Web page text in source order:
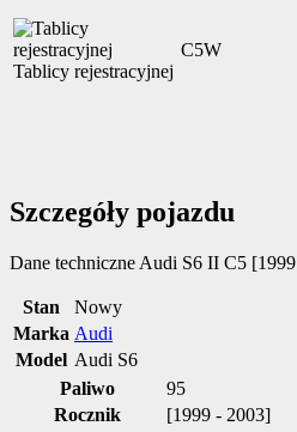
Tablicy rejestracyjnej
C5W
Szczegóły pojazdu
Dane techniczne Audi S6 II C5
Stan
Nowy
Marka Audi
Model Audi S6
Paliwo
95
Rocznik
[1999 - 2003]